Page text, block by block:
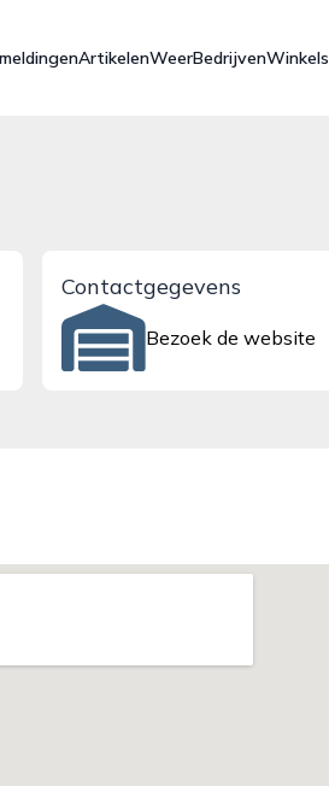
ArtikelenWeerBedrijvenWinkels
Contactgegevens
Bezoek de website